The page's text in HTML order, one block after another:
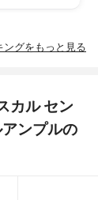
ングをもっと見る
カル セン
ンプルの